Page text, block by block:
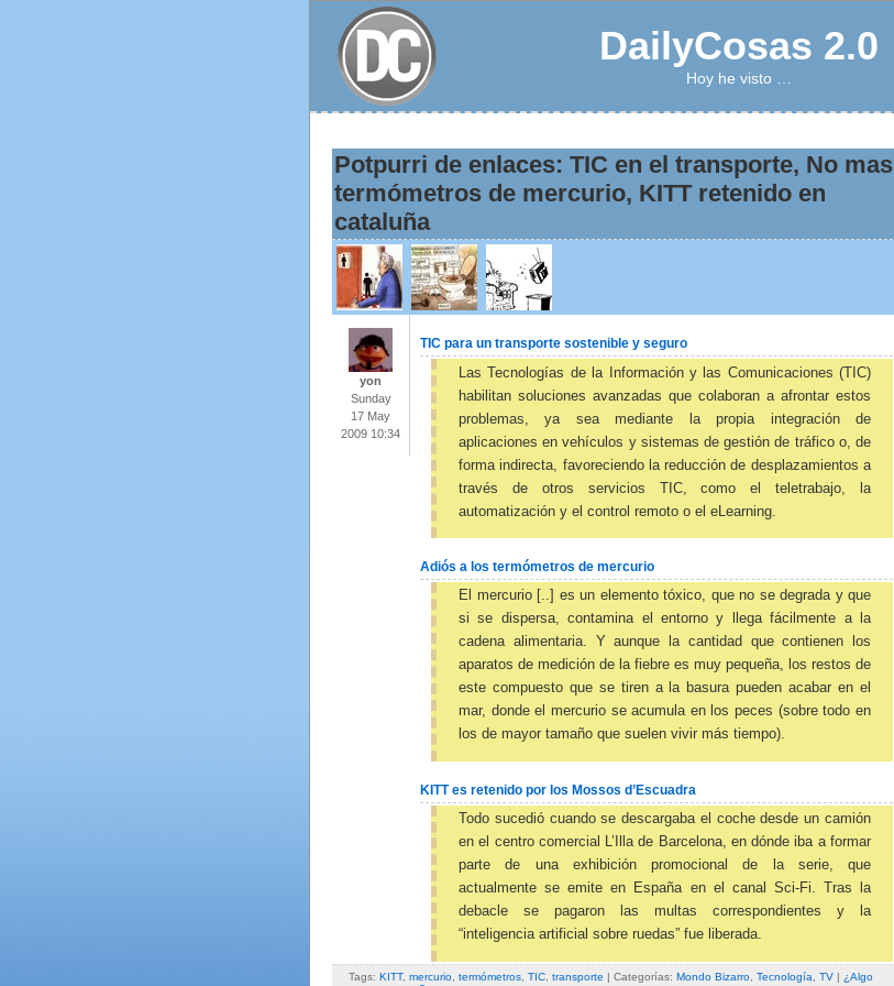
DailyCosas 2.0
Hoy he visto …
Potpurri de enlaces: TIC en el transporte, No mas
termómetros de mercurio, KITT retenido en
cataluña
yon
Sunday
17 May
2009 10:34
TIC para un transporte sostenible y seguro
Las Tecnologías de la Información y las Comunicaciones (TIC)
habilitan soluciones avanzadas que colaboran a afrontar estos
problemas, ya sea mediante la propia integración de
aplicaciones en vehículos y sistemas de gestión de tráfico o, de
forma indirecta, favoreciendo la reducción de desplazamientos a
través de otros servicios TIC, como el teletrabajo, la
automatización y el control remoto o el eLearning.
Adiós a los termómetros de mercurio
El mercurio [..] es un elemento tóxico, que no se degrada y que
si se dispersa, contamina el entorno y llega fácilmente a la
cadena alimentaria. Y aunque la cantidad que contienen los
aparatos de medición de la fiebre es muy pequeña, los restos de
este compuesto que se tiren a la basura pueden acabar en el
mar, donde el mercurio se acumula en los peces (sobre todo en
los de mayor tamaño que suelen vivir más tiempo).
KITT es retenido por los Mossos d’Escuadra
Todo sucedió cuando se descargaba el coche desde un camión
en el centro comercial L’Illa de Barcelona, en dónde iba a formar
parte de una exhibición promocional de la serie, que
actualmente se emite en España en el canal Sci-Fi. Tras la
debacle se pagaron las multas correspondientes y la
“inteligencia artificial sobre ruedas” fue liberada.
Tags: KITT, mercurio termómetros TIC transporte | Categorías: Mondo Bizarro Tecnología TV | ¿Algo